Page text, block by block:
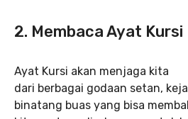
2. Membaca Ayat Kursi
Ayat Kursi akan menjaga kita
dari berbagai godaan setan,
binatang buas yang bisa